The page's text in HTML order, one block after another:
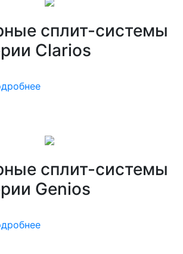
сплит-системы
Clarios
сплит-системы
Genios